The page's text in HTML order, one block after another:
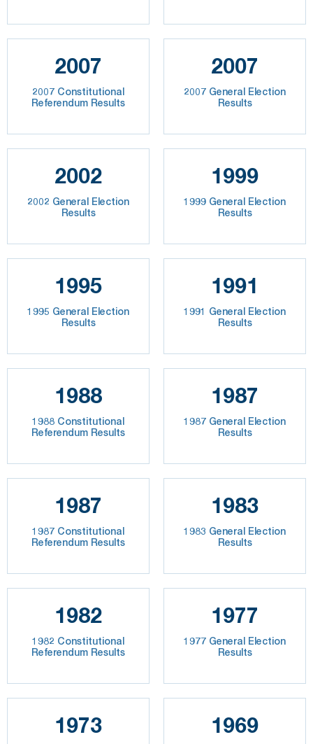
2007
2007 Constitutional
Referendum Results
2007
2007 General Election
Results
2002
2002 General Election
Results
1999
1999 General Election
Results
1995
1995 General Election
Results
1991
1991 General Election
Results
1988
1988 Constitutional
Referendum Results
1987
1987 General Election
Results
1987
1987 Constitutional
Referendum Results
1983
1983 General Election
Results
1982
1982 Constitutional
Referendum Results
1977
1977 General Election
Results
1973 1969